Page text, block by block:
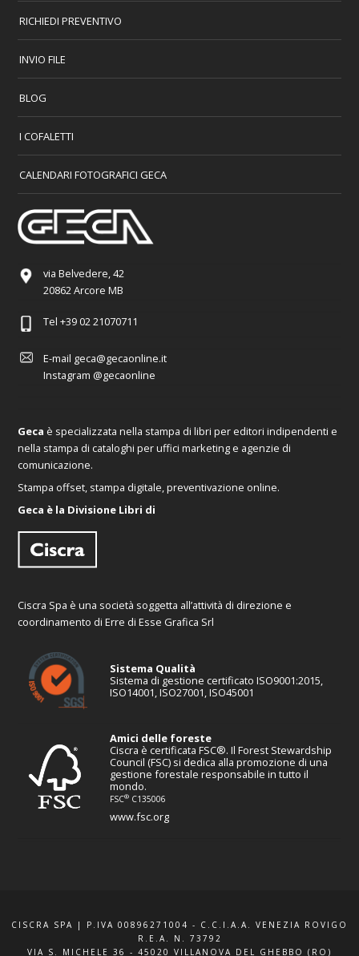
RICHIEDI PREVENTIVO
INVIO FILE
BLOG
I COFALETTI
CALENDARI FOTOGRAFICI GECA
via Belvedere, 42
20862 Arcore MB
Tel +39 02 21070711
E-mail geca@gecaonline.it
Instagram @gecaonline
Geca è specializzata nella stampa di libri per editori indipendenti e
nella stampa di cataloghi per uffici marketing e agenzie di
comunicazione.
Stampa offset, stampa digitale, preventivazione online.
Geca è la Divisione Libri di
Ciscra Spa è una società soggetta all’attività di direzione e
coordinamento di Erre di Esse Grafica Srl
Sistema Qualità
Sistema di gestione certificato ISO9001:2015,
ISO14001, ISO27001, ISO45001
Amici delle foreste
Ciscra è certificata FSC®. Il Forest Stewardship
Council (FSC) si dedica alla promozione di una
gestione forestale responsabile in tutto il
mondo.
FSC® C135006
www.fsc.org
CISCRA SPA | P.IVA 00896271004 - C.C.I.A.A. VENEZIA ROVIGO
R.E.A. N. 73792
VIA S. MICHELE 36 - 45020 VILLANOVA DEL GHEBBO (RO)